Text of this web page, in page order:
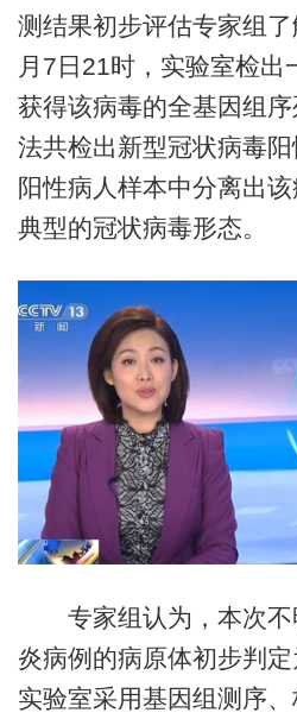
测结果初步评估专家组
月7日21时，实验室检出
获得该病毒的全基因组
法共检出新型冠状病毒
阳性病人样本中分离出
典型的冠状病毒形态。
专家组认为，本次不
炎病例的病原体初步判定
实验室采用基因组测序